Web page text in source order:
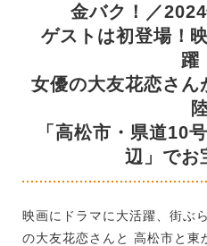
金バク！／
ゲストは初登場！
躍
女優の大友花恋さん
「高松市・県道10
辺」でお
映画にドラマに大活躍、街ぶ
の大友花恋さんと 高松市と東